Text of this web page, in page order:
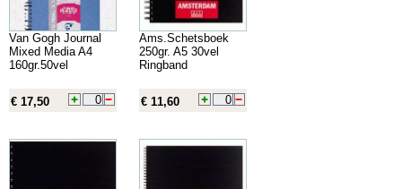
Van Gogh Journal
Mixed Media A4
160gr.50vel
€ 17,50
Ams.Schetsboek
250gr. A5 30vel
Ringband
€ 11,60